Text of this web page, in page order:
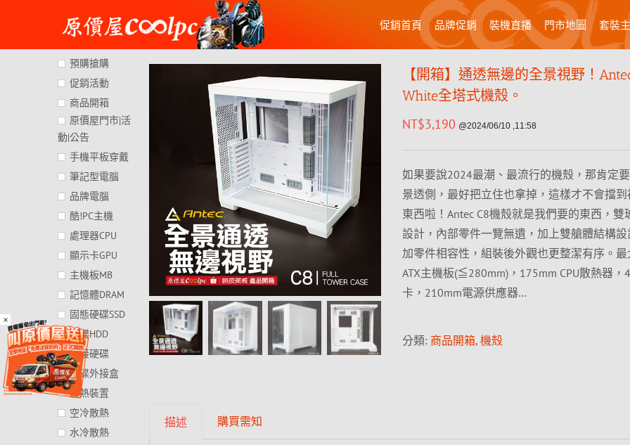
×
content
促銷首頁 品牌促銷 裝機直播 門市地圖 套裝
【開箱】通透無邊的全景視野！
White全塔式機殼。
NT$3,190 @2024/06/10 ,11:58
如果要說2024最潮、最流行的機殼，那肯定
景透側，最好把立住也拿掉，這樣才不會擋
東西啦！Antec C8機殼就是我們要的東西，雙
設計，內部零件一覽無遺，加上雙艙體結構
加零件相容性，組裝後外觀也更整潔有序。最
ATX主機板(≦280mm)，175mm CPU散熱器，
卡，210mm電源供應器…
分類: 商品開箱, 機殼
描述 購買需知
預購搶購
促銷活動
商品開箱
原價屋門市|活
動|公告
手機平板穿戴
筆記型電腦
品牌電腦
酷!PC主機
處理器CPU
顯示卡GPU
主機板MB
記憶體DRAM
固態硬碟SSD
硬碟HDD
外接硬碟
硬碟外接盒
散熱裝置
空冷散熱
水冷散熱